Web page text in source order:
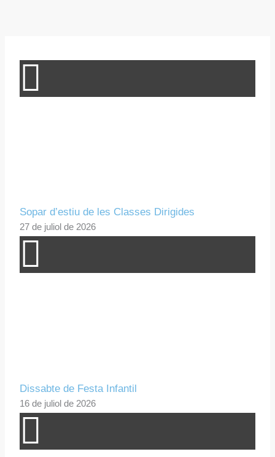
Sopar d’estiu de les Classes Dirigides
27 de juliol de 2026
Dissabte de Festa Infantil
16 de juliol de 2026